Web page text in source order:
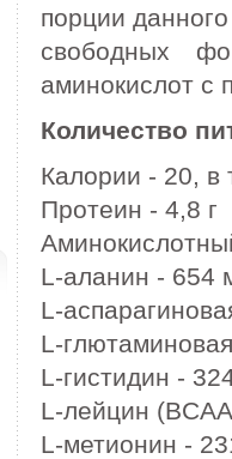
порции
свободных
аминокислот с
Количество
Калории - 20, в
Протеин - 4,8 г
L-аланин - 654
L-
L-
L-гистидин -
L-лейцин
L-метионин -